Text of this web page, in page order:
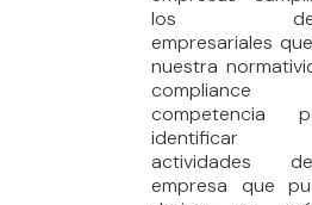
los
empresariales
nuestra
competencia
actividades
empresa que